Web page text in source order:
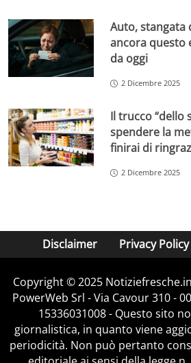
Auto, stangata
ancora questo
da oggi
2 Dicembre 2025
Il trucco “dello
spendere la
finirai di
2 Dicembre 2025
Disclaimer Privacy Policy
Copyright © 2025
PowerWeb Srl - Via Cavour 310 -
15336031008 - Questo sito
giornalistica, in quanto viene
periodicità. Non può pertanto